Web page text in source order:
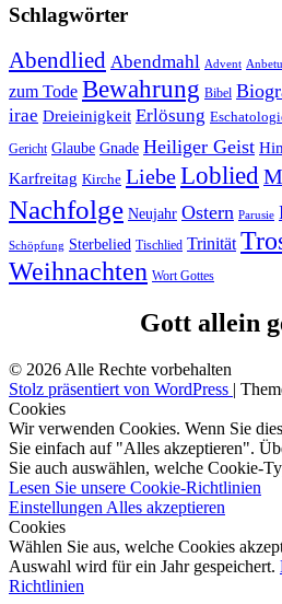
Schlagwörter
Abendlied Abendmahl Advent
zum Tode Bewahrung Bibel
irae Dreieinigkeit Erlösung
Gericht Glaube Gnade Heiliger Geist
Karfreitag Kirche LiebeLoblied
Nachfolge Neujahr Ostern Parusie
Schöpfung Sterbelied Tischlied Trinität
Weihnachten Wort Gottes
Gott allein
© 2026 Alle Rechte vorbehalten
Stolz präsentiert von WordPress |
Cookies
Wir verwenden Cookies. Wenn Sie
Sie einfach auf "Alles akzeptieren".
Sie auch auswählen, welche Cookie-
Lesen Sie unsere Cookie-Richtlinien
Einstellungen Alles akzeptieren
Cookies
Wählen Sie aus, welche Cookies
Auswahl wird für ein Jahr gespeichert.
Richtlinien